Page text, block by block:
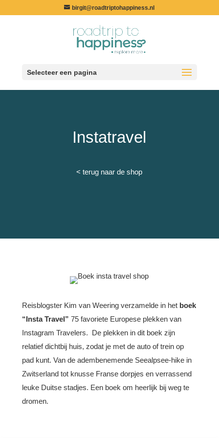
birgit@roadtriptohappiness.nl
Selecteer een pagina
Instatravel
< terug naar de shop
Reisblogster Kim van Weering verzamelde in het boek
“Insta Travel” 75 favoriete Europese plekken van
Instagram Travelers. De plekken in dit boek zijn
relatief dichtbij huis, zodat je met de auto of trein op
pad kunt. Van de adembenemende Seealpsee-hike in
Zwitserland tot knusse Franse dorpjes en verrassend
leuke Duitse stadjes. Een boek om heerlijk bij weg te
dromen.